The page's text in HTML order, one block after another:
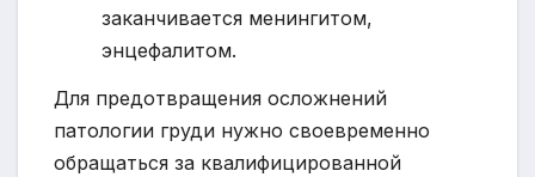
заканчивается менингитом,
энцефалитом.
Для предотвращения осложнений
патологии груди нужно своевременно
обращаться за квалифицированной